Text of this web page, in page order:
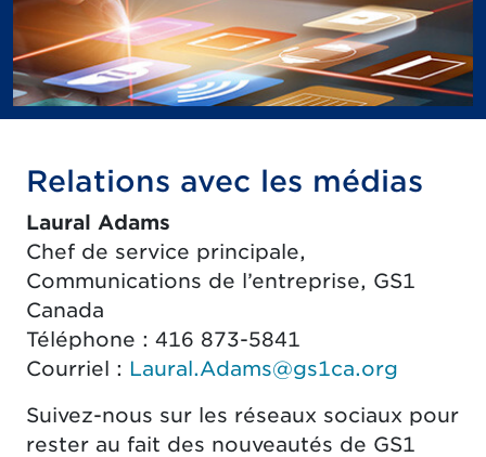
Relations avec les médias
Laural Adams
Chef de service principale,
Communications de l’entreprise, GS1
Canada
Téléphone : 416 873-5841
Courriel : Laural.Adams@gs1ca.org
Suivez-nous sur les réseaux sociaux pour
rester au fait des nouveautés de GS1